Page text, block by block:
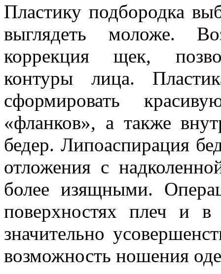
Пластику подбородка
выглядеть моложе.
коррекция щек,
контуры лица.
сформировать
«фланков», а также
бедер. Липоаспирация
отложения с
более изящными.
поверхностях плеч и
значительно
возможность ношения